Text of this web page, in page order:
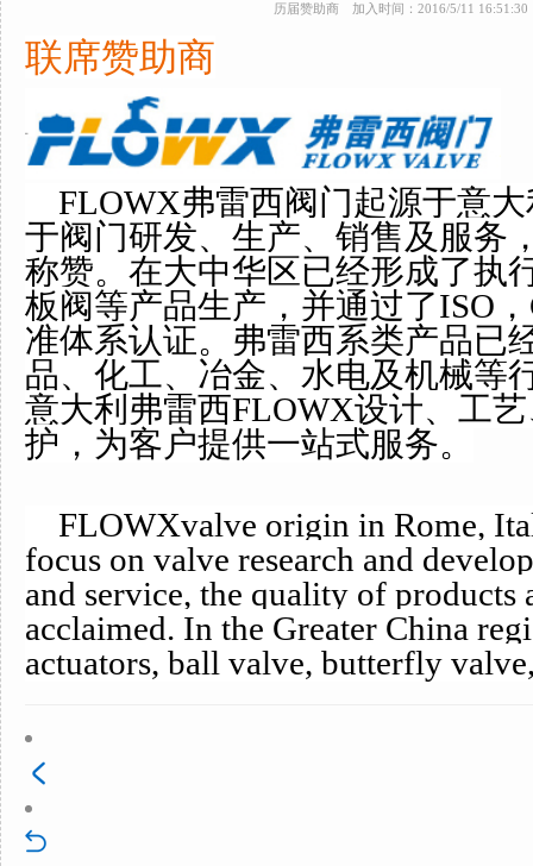
历届赞助商 加入时间：2016/5/11
联席赞助商
FLOWX弗雷西阀门起源于意
于阀门研发、生产、销售及服务
称赞。在大中华区已经形成了执
板阀等产品生产，并通过了ISO
准体系认证。弗雷西系类产品已
品、化工、冶金、水电及机械等
意大利弗雷西FLOWX设计、工
护，为客户提供一站式服务。
FLOWXvalve origin in Rome,
focus on valve research and
and service, the quality of products
acclaimed. In the Greater China
actuators, ball valve, butterfly